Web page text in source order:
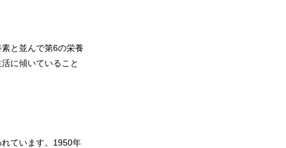
と並んで第6の栄養
に傾いていること
ています。1950年